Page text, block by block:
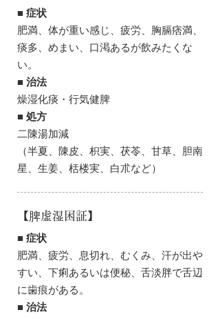
■ 症状
肥満、体が重い感じ、疲労、胸膈痞満、
痰多、めまい、口渇あるが飲みたくな
い。
■ 治法
燥湿化痰・行気健脾
■ 処方
二陳湯加減
（半夏、陳皮、枳実、茯苓、甘草、胆南
星、生姜、栝楼実、白朮など）
【脾虚湿困証】
■ 症状
肥満、疲労、息切れ、むくみ、汗が出や
すい、下痢あるいは便秘、舌淡胖で舌辺
に歯痕がある。
■ 治法